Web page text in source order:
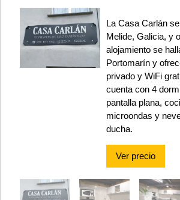
La Casa Carlán
Melide, Galicia, y
alojamiento se
Portomarín y
privado y WiFi
cuenta con 4
pantalla plana,
microondas y
ducha.
Ver precio